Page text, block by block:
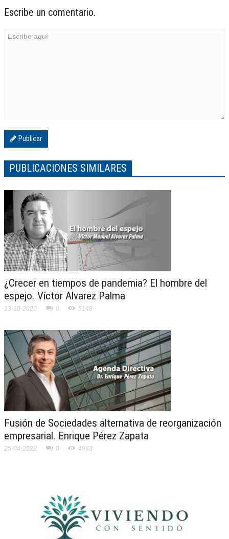
Escribe un comentario.
Publicar
PUBLICACIONES SIMILARES
¿Crecer en tiempos de pandemia? El hombre del
espejo. Víctor Alvarez Palma
13-10-2020 0 5148
Fusión de Sociedades alternativa de reorganización
empresarial. Enrique Pérez Zapata
25-04-2022 0 4963